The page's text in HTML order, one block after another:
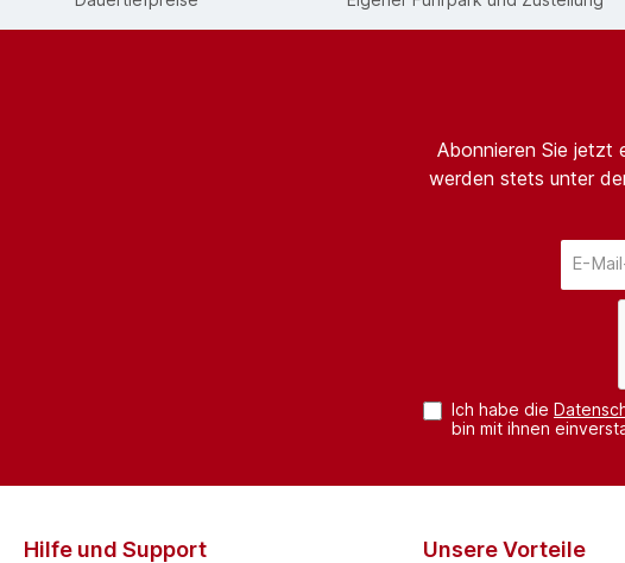
Abonnieren Sie jetzt
werden stets unter
Ich habe die
bin mit ihnen
Hilfe und Support Unsere Vorteile